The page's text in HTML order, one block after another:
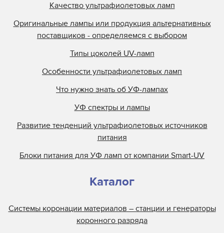
Качество ультрафиолетовых ламп
Оригинальные лампы или продукция альтернативных
поставщиков - определяемся с выбором
Типы цоколей UV-ламп
Особенности ультрафиолетовых ламп
Что нужно знать об УФ-лампах
УФ спектры и лампы
Развитие тенденций ультрафиолетовых источников
питания
Блоки питания для УФ ламп от компании Smart-UV
Каталог
Системы коронации материалов – станции и генераторы
коронного разряда